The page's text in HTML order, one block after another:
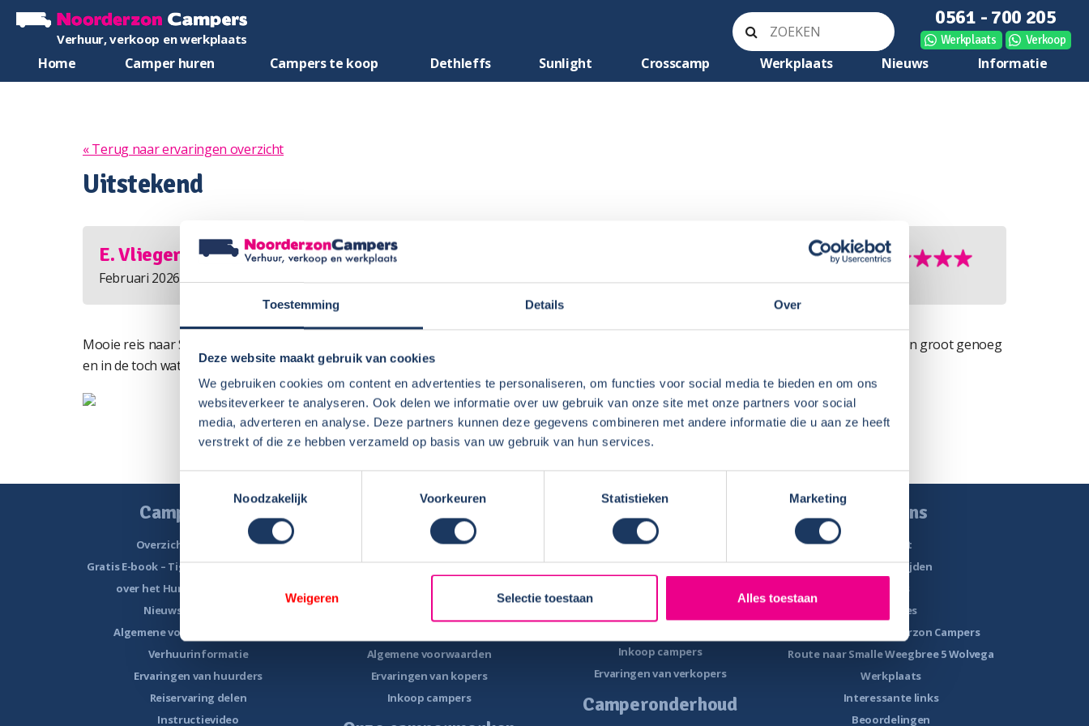
Toestemming Details Over
Deze website maakt gebruik van cookies
We gebruiken cookies om content en advertenties te personaliseren, om functies voor social media te bieden en om ons
websiteverkeer te analyseren. Ook delen we informatie over uw gebruik van onze site met onze partners voor social
media, adverteren en analyse. Deze partners kunnen deze gegevens combineren met andere informatie die u aan ze heeft
verstrekt of die ze hebben verzameld op basis van uw gebruik van hun services.
Noodzakelijk
Voorkeuren Statistieken Marketing
Weigeren Selectie toestaan Alles toestaan
Verhuur, verkoop en werkplaats
0561 - 700 205
Werkplaats Verkoop
Home Camper huren Campers te koop Dethleffs Sunlight Crosscamp Werkplaats Nieuws Informatie
« Terug naar ervaringen overzicht
Uitstekend
E. Vlieger
Februari 2026
Mooie reis naar Spanje en Portugal. De vrijwel nieuwe camper van Noorderzon is uitstekend bevallen. De camper van 6 mtr. is voor 2 personen groot genoeg
en in de toch wat smalle straatjes in dorpen en steden in zuid Europa kun je er nog goed mee uit de voeten.
Camper huren
Overzicht huurcampers
Gratis E-book – Tig Vragen en Antwoorden
over het Huren van een Camper
Nieuwsbrief verhuur
Algemene voorwaarden verhuur
Verhuurinformatie
Ervaringen van huurders
Reiservaring delen
Instructievideo
Camper te koop
Overzicht campers te koop
Gratis E-book – Tips camper kopen
Algemene voorwaarden
Ervaringen van kopers
Inkoop campers
Camper verhuren
Verhuurbemiddeling
Ervaringen van verhuurders
Camper verkopen
Inkoop campers
Ervaringen van verkopers
Camperonderhoud
Over ons
Contact
Openingstijden
Nieuws
Vacatures
Historie van Noorderzon Campers
Route naar Smalle Weegbree 5 Wolvega
Werkplaats
Interessante links
Beoordelingen